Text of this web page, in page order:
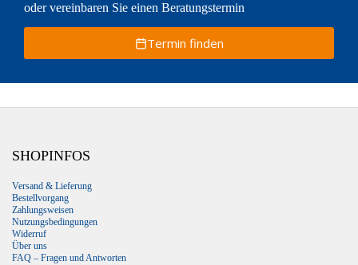
oder vereinbaren Sie einen Beratungstermin
Termin finden
SHOPINFOS
Versand & Lieferung
Bestellvorgang
Zahlungsweisen
Nutzungsbedingungen
Widerruf
Über uns
FAQ – Fragen und Antworten